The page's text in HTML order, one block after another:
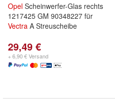
Opel Scheinwerfer-Glas rechts
1217425 GM 90348227 für
Vectra A Streuscheibe
29,49 €
+ 6,90 € Versand